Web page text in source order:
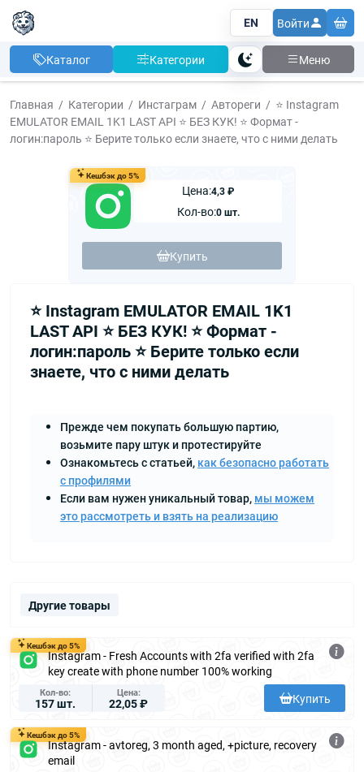
EN Войти
Каталог Категории Тема Меню
Главная Категории Инстаграм Автореги
⭐️ Instagram
EMULATOR EMAIL 1K1 LAST API ⭐️ БЕЗ КУК! ⭐️ Формат -
логин:пароль ⭐️ Берите только если знаете, что с ними делать
Кешбэк до 5%
Цена:4,3 ₽
Кол-во:0 шт.
Купить
⭐️ Instagram EMULATOR EMAIL 1K1
LAST API ⭐️ БЕЗ КУК! ⭐️ Формат -
логин:пароль ⭐️ Берите только если
знаете, что с ними делать
Прежде чем покупать большую партию,
возьмите пару штук и протестируйте
Ознакомьтесь с статьей, как безопасно работать
с профилями
Если вам нужен уникальный товар, мы можем
это рассмотреть и взять на реализацию
Другие товары
Кешбэк до 5%
Instagram - Fresh Accounts with 2fa verified with 2fa
key create with phone number 100% working
Кол-во
157 шт.
Цена
22,05 ₽ Купить
Кешбэк до 5%
Instagram - avtoreg, 3 month aged, +picture, recovery
email